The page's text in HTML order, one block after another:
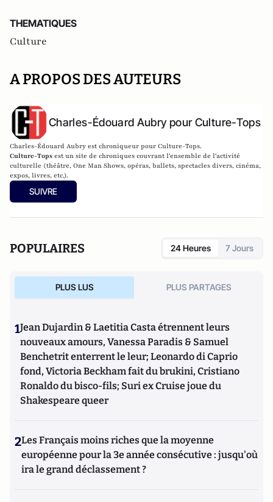
THEMATIQUES
Culture
A PROPOS DES AUTEURS
Charles-Édouard Aubry pour Culture-Tops
Charles-Édouard Aubry est chroniqueur pour Culture-Tops.
Culture-Tops est un site de chroniques couvrant l'ensemble de l'activité
culturelle (théâtre, One Man Shows, opéras, ballets, spectacles divers, cinéma,
expos, livres, etc.).
SUIVRE
POPULAIRES 24 Heures 7 Jours
PLUS LUS PLUS PARTAGES
1Jean Dujardin & Laetitia Casta étrennent leurs
nouveaux amours, Vanessa Paradis & Samuel
Benchetrit enterrent le leur; Leonardo di Caprio
fond, Victoria Beckham fait du brukini, Cristiano
Ronaldo du bisco-fils; Suri ex Cruise joue du
Shakespeare queer
2Les Français moins riches que la moyenne
européenne pour la 3e année consécutive : jusqu'où
ira le grand déclassement ?